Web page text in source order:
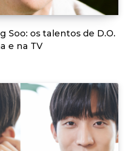
Soo: os talentos de D.O.
e na TV